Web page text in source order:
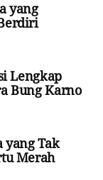
yang
Lengkap
Bung Karno
yang Tak
Merah